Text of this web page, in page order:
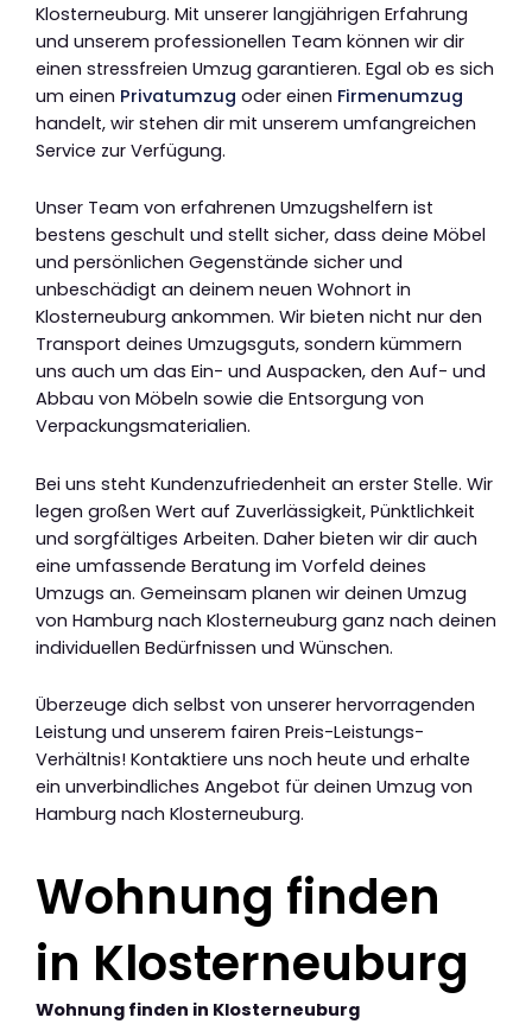
Klosterneuburg. Mit unserer langjährigen Erfahrung
und unserem professionellen Team können wir dir
einen stressfreien Umzug garantieren. Egal ob es sich
um einen Privatumzug oder einen Firmenumzug
handelt, wir stehen dir mit unserem umfangreichen
Service zur Verfügung.
Unser Team von erfahrenen Umzugshelfern ist
bestens geschult und stellt sicher, dass deine Möbel
und persönlichen Gegenstände sicher und
unbeschädigt an deinem neuen Wohnort in
Klosterneuburg ankommen. Wir bieten nicht nur den
Transport deines Umzugsguts, sondern kümmern
uns auch um das Ein- und Auspacken, den Auf- und
Abbau von Möbeln sowie die Entsorgung von
Verpackungsmaterialien.
Bei uns steht Kundenzufriedenheit an erster Stelle. Wir
legen großen Wert auf Zuverlässigkeit, Pünktlichkeit
und sorgfältiges Arbeiten. Daher bieten wir dir auch
eine umfassende Beratung im Vorfeld deines
Umzugs an. Gemeinsam planen wir deinen Umzug
von Hamburg nach Klosterneuburg ganz nach deinen
individuellen Bedürfnissen und Wünschen.
Überzeuge dich selbst von unserer hervorragenden
Leistung und unserem fairen Preis-Leistungs-
Verhältnis! Kontaktiere uns noch heute und erhalte
ein unverbindliches Angebot für deinen Umzug von
Hamburg nach Klosterneuburg.
Wohnung finden
in Klosterneuburg
Wohnung finden in Klosterneuburg